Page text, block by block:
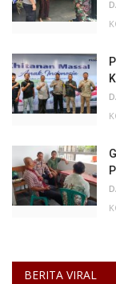
BERITA VIRAL